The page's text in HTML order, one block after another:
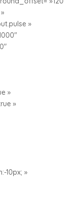
»
»
»
10px; »